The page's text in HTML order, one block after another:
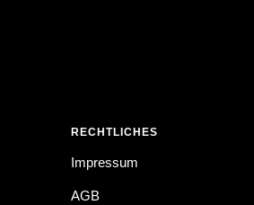
RECHTLICHES
Impressum
AGB